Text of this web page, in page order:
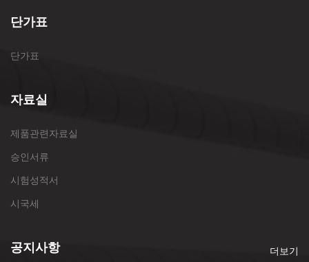
단가표
단가표
자료실
제품관련자료실
승인서류
시험성적서
시국세
공지사항 더보기